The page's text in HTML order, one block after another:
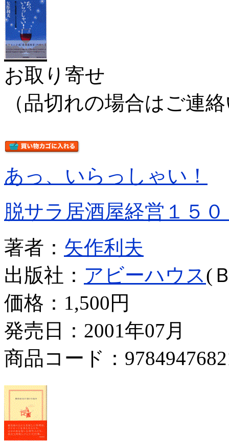
お取り寄せ
（品切れの場合はご連
あっ、いらっしゃい！
脱サラ居酒屋経営１５
著者： 矢作利夫
出版社： アビーハウス(
価格： 1,500円
発売日：2001年07月
商品コード：